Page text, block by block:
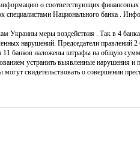
о соответствующих
Национального банка .
Украины меры воздействия . Так в 4
нарушений. Председатели правлений
11 банков наложены штрафы на общую
устранить выявленные нарушения
свидетельствовать о совершении